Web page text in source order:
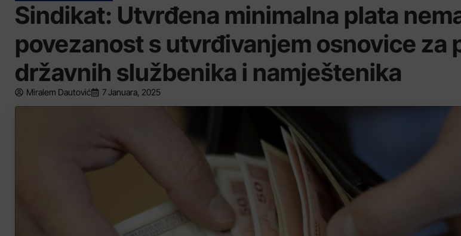
Sindikat: Utvrđena minimalna plata
povezanost s utvrđivanjem osnovice za
državnih službenika i namještenika
Miralem Dautović 7 Januara, 2025